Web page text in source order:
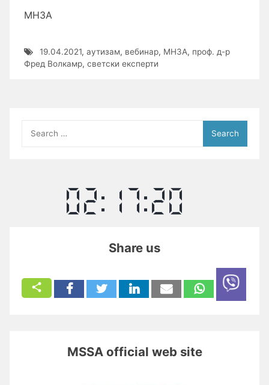
МНЗА
19.04.2021, аутизам, вебинар, МНЗА, проф. д-р
Фред Волкамр, светски експерти
for:
Share us
MSSA official web site